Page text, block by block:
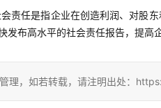
责任是指企业在创造利润、对股
发布高水平的社会责任报告，提高
理，如若转载，请注明出处：